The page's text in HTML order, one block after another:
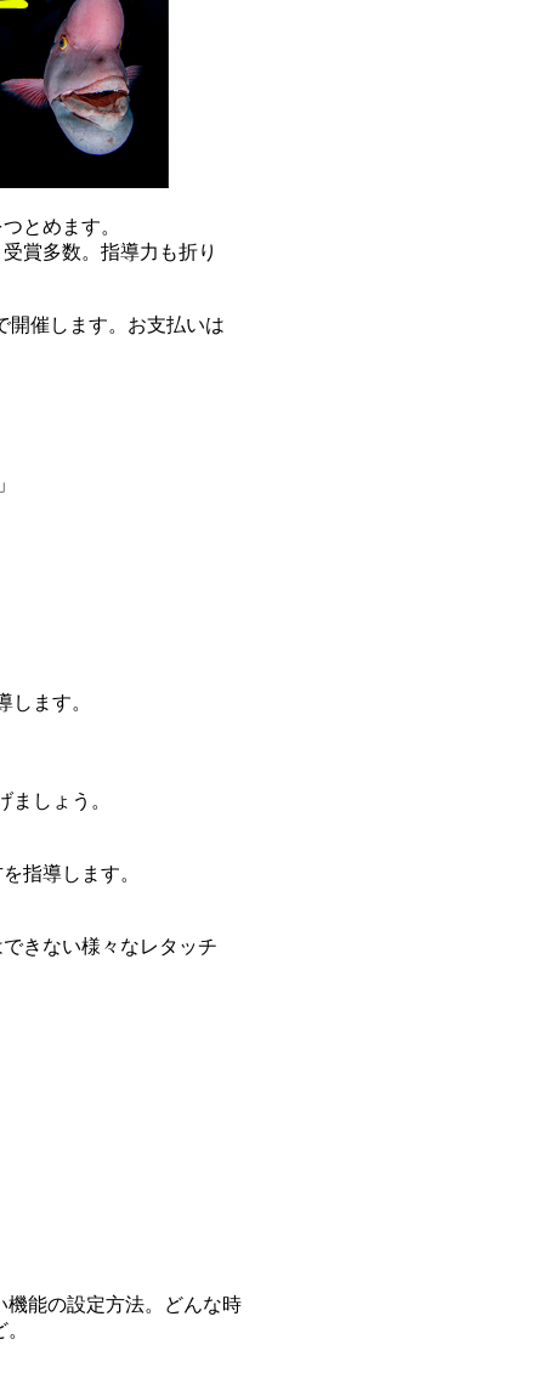
とめます。
賞多数。指導力も折り
開催します。お支払いは
ます。
しょう。
指導します。
きない様々なレタッチ
能の設定方法。どんな時